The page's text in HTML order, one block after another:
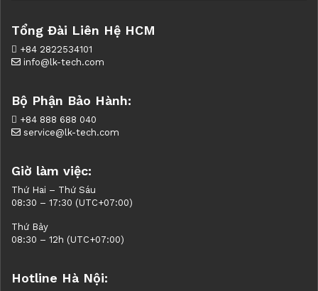
Tổng Đài Liên Hệ HCM
+84 2822534101
info@lk-tech.com
Bộ Phận Bảo Hành:
+84 888 688 040
service@lk-tech.com
Giờ làm việc:
Thứ Hai – Thứ Sáu
08:30 – 17:30 (UTC+07:00)
Thứ Bảy
08:30 – 12h (UTC+07:00)
Hotline Hà Nội: